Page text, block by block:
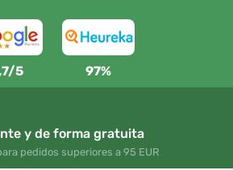
5 97%
y de forma gratuita
pedidos superiores a 95 EUR